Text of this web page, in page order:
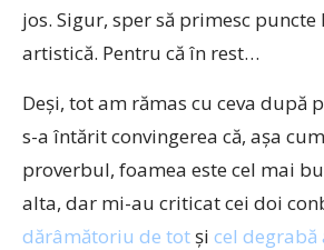
jos. Sigur, sper să primesc
artistică. Pentru că în rest…
Deşi, tot am rămas cu ceva după
s-a întărit convingerea că, aşa
proverbul, foamea este cel mai
alta, dar mi-au criticat cei doi
dărâmătoriu de tot şi cel